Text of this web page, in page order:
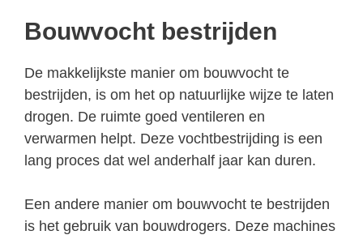
Bouwvocht bestrijden
De makkelijkste manier om bouwvocht te
bestrijden, is om het op natuurlijke wijze te laten
drogen. De ruimte goed ventileren en
verwarmen helpt. Deze vochtbestrijding is een
lang proces dat wel anderhalf jaar kan duren.
Een andere manier om bouwvocht te bestrijden
is het gebruik van bouwdrogers. Deze machines